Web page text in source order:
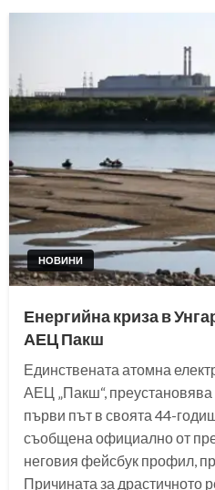
НОВИНИ
Енергийна криза в
АЕЦ Пакш
Единствената атомна
АЕЦ „Пакш“, преустановява
първи път в своята 44-
съобщена официално от
неговия фейсбук профил,
Причината за драстичното